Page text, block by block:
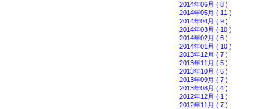
2014年06月 ( 8 )
2014年05月 ( 11 )
2014年04月 ( 9 )
2014年03月 ( 10 )
2014年02月 ( 6 )
2014年01月 ( 10 )
2013年12月 ( 7 )
2013年11月 ( 5 )
2013年10月 ( 6 )
2013年09月 ( 7 )
2013年08月 ( 4 )
2012年12月 ( 1 )
2012年11月 ( 7 )